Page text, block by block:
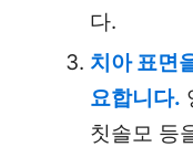
다.
치아 표면
요합니다.
칫솔모 등